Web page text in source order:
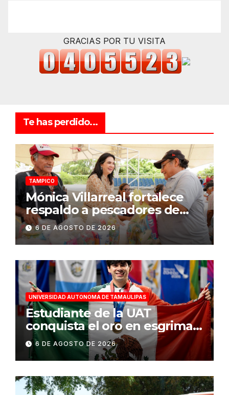
GRACIAS POR TU VISITA
Te has perdido...
TAMPICO
Mónica Villarreal fortalece
respaldo a pescadores de
Tampico durante temporada
de veda
6 DE AGOSTO DE 2026
UNIVERSIDAD AUTONOMA DE TAMAULIPAS
Estudiante de la UAT
conquista el oro en esgrima
en Santo Domingo 2026
6 DE AGOSTO DE 2026